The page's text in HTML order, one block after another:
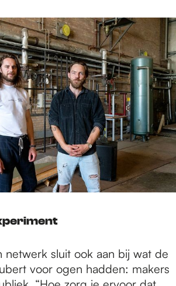
netwerk sluit ook aan bij wat de
voor ogen hadden: makers